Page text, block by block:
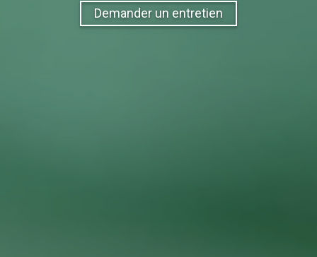
Demander un entretien